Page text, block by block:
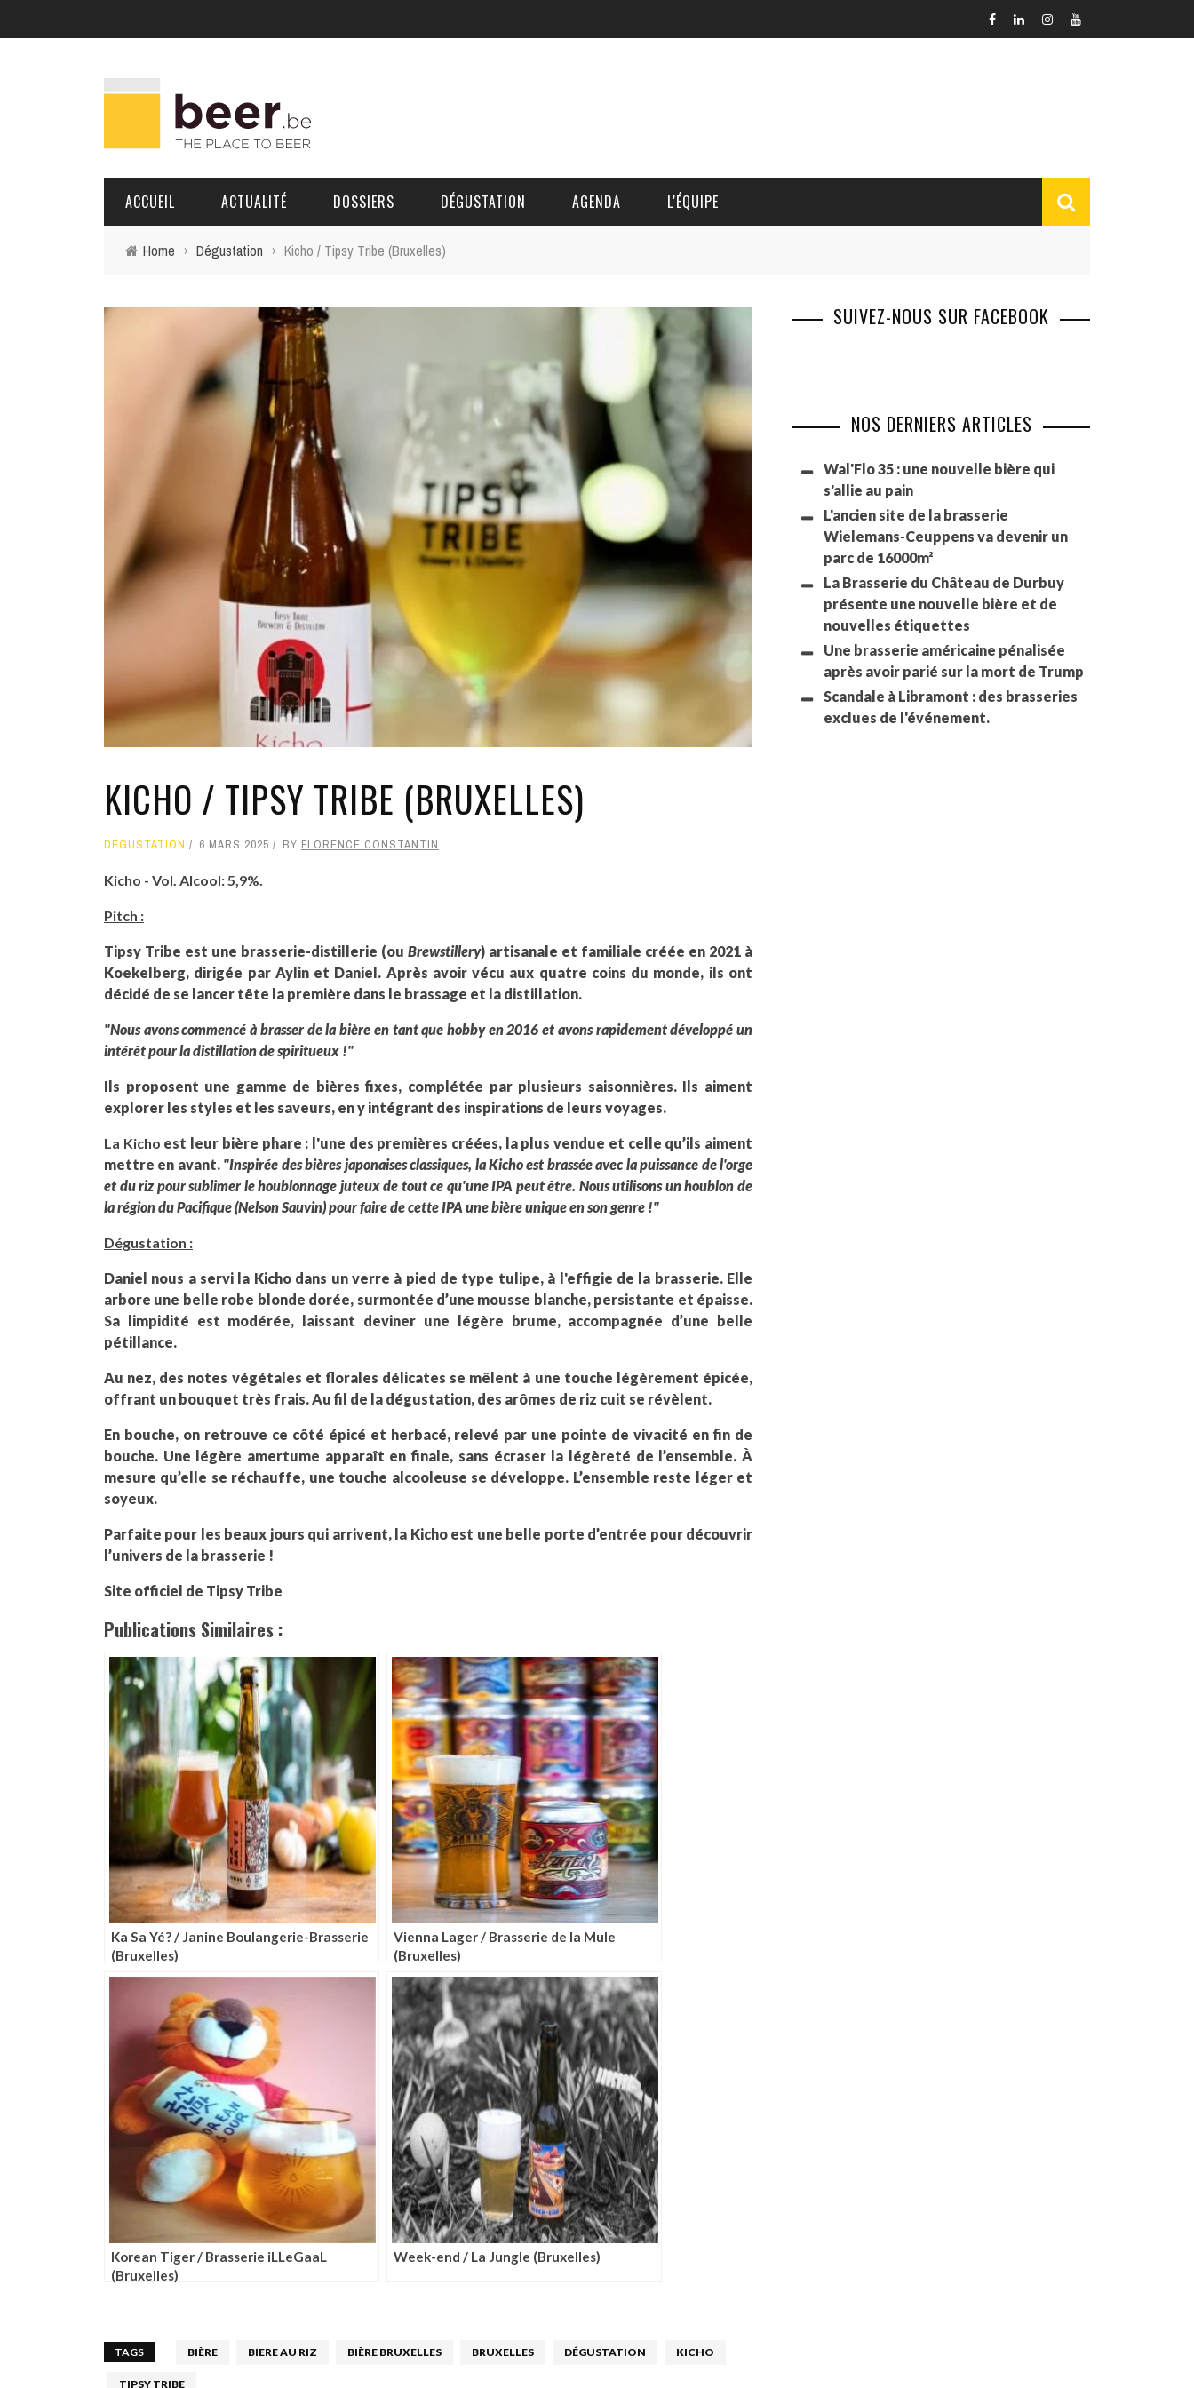
ACCUEIL ACTUALITÉ DOSSIERS
PORTRAITS
DÉGUSTATION AGENDA L'ÉQUIPE
DAVID BLOCTEUR
ALAIN DE BOUVÈRE
HÉLÈNE SPITAELS
AGALMA PADAW0NE
JEREMY KUPROWSKI
FLORENCE CONSTANTIN
Home › Dégustation › Kicho / Tipsy Tribe (Bruxelles)
KICHO / TIPSY TRIBE (BRUXELLES)
DÉGUSTATION 6 MARS 2025 BY FLORENCE CONSTANTIN
Kicho - Vol. Alcool: 5,9%.
Pitch :
Tipsy Tribe est une brasserie-distillerie (ou Brewstillery) artisanale et familiale créée en 2021 à
Koekelberg, dirigée par Aylin et Daniel. Après avoir vécu aux quatre coins du monde, ils ont
décidé de se lancer tête la première dans le brassage et la distillation.
"Nous avons commencé à brasser de la bière en tant que hobby en 2016 et avons rapidement développé un
intérêt pour la distillation de spiritueux !"
Ils proposent une gamme de bières fixes, complétée par plusieurs saisonnières. Ils aiment
explorer les styles et les saveurs, en y intégrant des inspirations de leurs voyages.
La Kicho est leur bière phare : l'une des premières créées, la plus vendue et celle qu’ils aiment
mettre en avant. "Inspirée des bières japonaises classiques, la Kicho est brassée avec la puissance de l'orge
et du riz pour sublimer le houblonnage juteux de tout ce qu'une IPA peut être. Nous utilisons un houblon de
la région du Pacifique (Nelson Sauvin) pour faire de cette IPA une bière unique en son genre !"
Dégustation :
Daniel nous a servi la Kicho dans un verre à pied de type tulipe, à l'effigie de la brasserie. Elle
arbore une belle robe blonde dorée, surmontée d’une mousse blanche, persistante et épaisse.
Sa limpidité est modérée, laissant deviner une légère brume, accompagnée d’une belle
pétillance.
Au nez, des notes végétales et florales délicates se mêlent à une touche légèrement épicée,
offrant un bouquet très frais. Au fil de la dégustation, des arômes de riz cuit se révèlent.
En bouche, on retrouve ce côté épicé et herbacé, relevé par une pointe de vivacité en fin de
bouche. Une légère amertume apparaît en finale, sans écraser la légèreté de l’ensemble. À
mesure qu’elle se réchauffe, une touche alcooleuse se développe. L’ensemble reste léger et
soyeux.
Parfaite pour les beaux jours qui arrivent, la Kicho est une belle porte d’entrée pour découvrir
l’univers de la brasserie !
Site officiel de Tipsy Tribe
Publications Similaires :
Ka Sa Yé? / Janine Boulangerie-Brasserie
(Bruxelles)
Vienna Lager / Brasserie de la Mule
(Bruxelles)
Korean Tiger / Brasserie iLLeGaaL
(Bruxelles)
Week-end / La Jungle (Bruxelles)
TAGS BIÈRE BIERE AU RIZ BIÈRE BRUXELLES BRUXELLES DÉGUSTATION KICHO
TIPSY TRIBE
SUIVEZ-NOUS SUR FACEBOOK
NOS DERNIERS ARTICLES
Wal'Flo 35 : une nouvelle bière qui
s'allie au pain
L'ancien site de la brasserie
Wielemans-Ceuppens va devenir un
parc de 16000m²
La Brasserie du Château de Durbuy
présente une nouvelle bière et de
nouvelles étiquettes
Une brasserie américaine pénalisée
après avoir parié sur la mort de Trump
Scandale à Libramont : des brasseries
exclues de l'événement.